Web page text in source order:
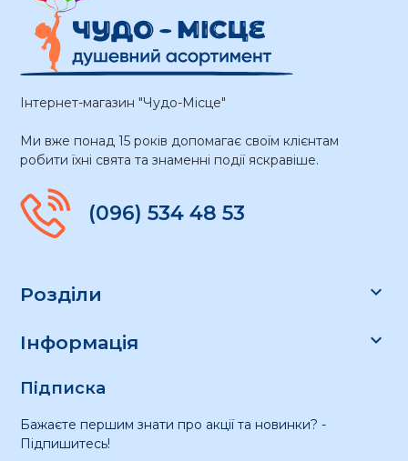
Інтернет-магазин "Чудо-Місце"
Ми вже понад 15 років допомагає своїм клієнтам
робити їхні свята та знаменні події яскравіше.
(096) 534 48 53
Розділи 
Інформація 
Підписка
Бажаєте першим знати про акції та новинки? -
Підпишитесь!